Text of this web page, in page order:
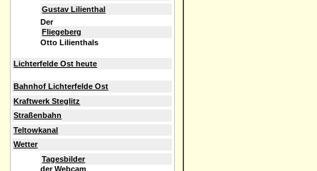
Gustav Lilienthal
Der
Fliegeberg
Otto Lilienthals
Lichterfelde Ost heute
Bahnhof Lichterfelde Ost
Kraftwerk Steglitz
Straßenbahn
Teltowkanal
Wetter
Tagesbilder
der Webcam